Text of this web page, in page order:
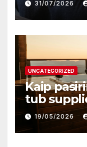
darbą
31/07/2026
UNCATEGORIZED
Kaip
tub
svarbu?
19/05/2026